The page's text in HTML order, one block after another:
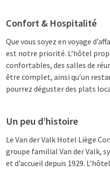
Confort & Hospitalité
Que vous soyez en voyage
est notre priorité. L’hôtel
confortables, des salles de
être complet, ainsi qu’un
pourrez déguster des plats
Un peu d’histoire
Le Van der Valk Hotel Liège
groupe familial Van der Valk,
et d’accueil depuis 1929.